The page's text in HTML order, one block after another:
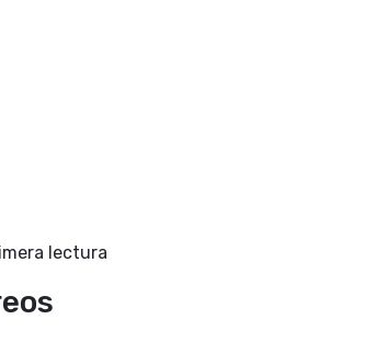
lectura